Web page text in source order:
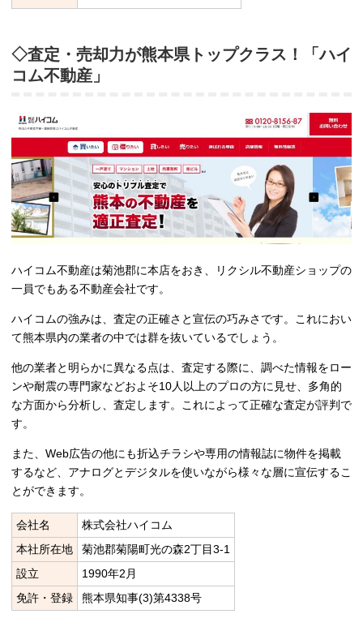
◇査定・売却力が熊本県トップクラス！「ハイ
コム不動産」
ハイコム不動産は菊池郡に本店をおき、リクシル不動産ショップの
一員でもある不動産会社です。
ハイコムの強みは、査定の正確さと宣伝の巧みさです。これにおい
て熊本県内の業者の中では群を抜いているでしょう。
他の業者と明らかに異なる点は、査定する際に、調べた情報をロー
ンや耐震の専門家などおよそ10人以上のプロの方に見せ、多角的
な方面から分析し、査定します。これによって正確な査定が評判で
す。
また、Web広告の他にも折込チラシや専用の情報誌に物件を掲載
するなど、アナログとデジタルを使いながら様々な層に宣伝するこ
とができます。
会社名
株式会社ハイコム
本社所在地
菊池郡菊陽町光の森2丁目3-1
設立
1990年2月
免許・登録
熊本県知事(3)第4338号